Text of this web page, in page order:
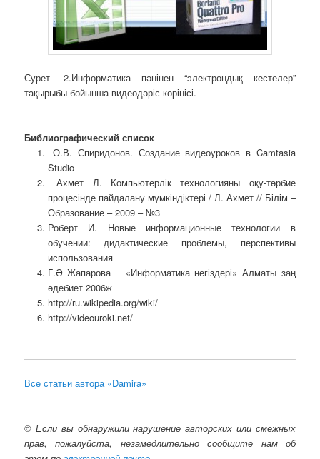
Сурет- 2.Информатика пәнінен “электрондық кестелер”
тақырыбы бойынша видеодәріс көрінісі.
Библиографический список
О.В. Спиридонов. Создание видеоуроков в Camtasia
Studio
Ахмет Л. Компьютерлік технологияны оқу-тәрбие
процесінде пайдалану мүмкіндіктері / Л. Ахмет // Білім –
Образование – 2009 – №3
Роберт И. Новые информационные технологии в
обучении: дидактические проблемы, перспективы
использования
Г.Ә Жапарова «Информатика негіздері» Алматы заң
әдебиет 2006ж
http://ru.wikipedia.org/wiki/
http://videouroki.net/
Все статьи автора «Damira»
© Если вы обнаружили нарушение авторских или смежных
прав, пожалуйста, незамедлительно сообщите нам об